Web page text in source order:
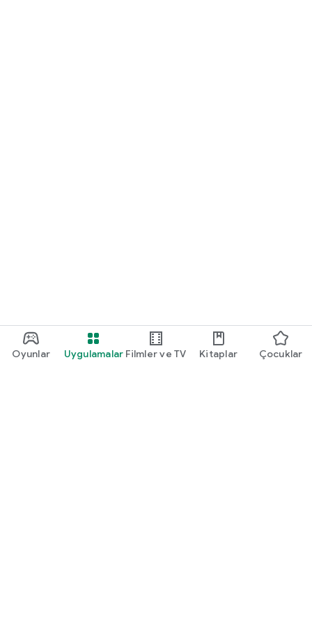
Oyunlar Uygulamalar Filmler ve TV Kitaplar Çocuklar